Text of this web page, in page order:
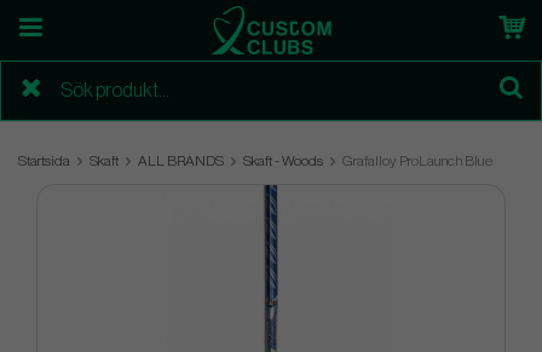
Startsida Skaft ALL BRANDS Skaft - Woods Grafalloy ProLaunch Blue